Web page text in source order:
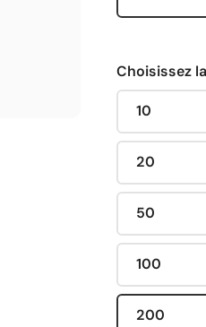
Choisissez
10
20
50
100
200